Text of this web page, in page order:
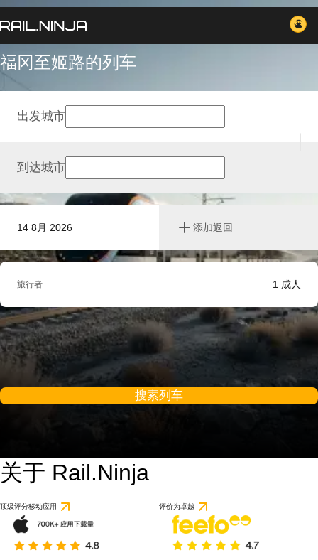
福冈至姬路的列车
14 8月 2026 添加返回
出发城市
到达城市
旅行者 1 成人
搜索列车
关于 Rail.Ninja
顶级评分移动应用 评价为卓越